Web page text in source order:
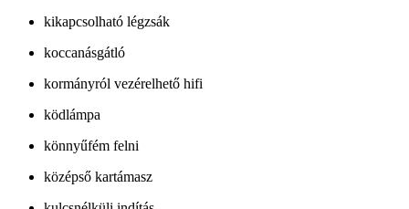
kikapcsolható légzsák
koccanásgátló
kormányról vezérelhető hifi
ködlámpa
könnyűfém felni
középső kartámasz